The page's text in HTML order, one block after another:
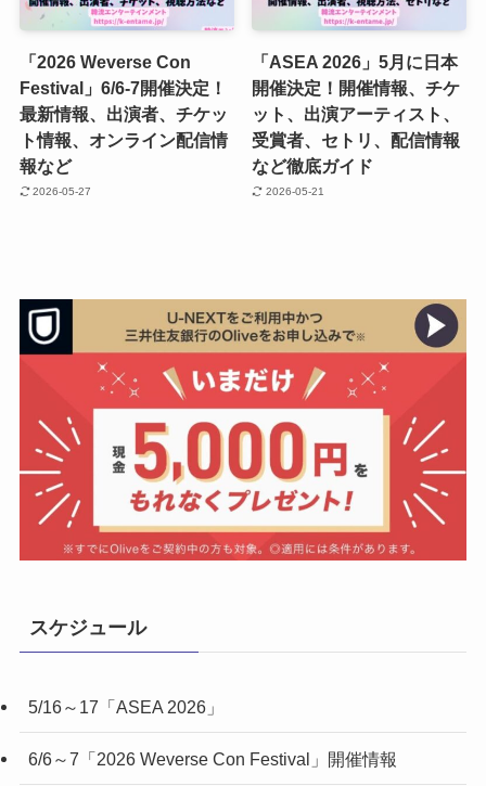
「2026 Weverse Con
Festival」6/6-7開催決定！
最新情報、出演者、チケッ
ト情報、オンライン配信情
報など
2026-05-27
「ASEA 2026」5月に日本
開催決定！開催情報、チケ
ット、出演アーティスト、
受賞者、セトリ、配信情報
など徹底ガイド
2026-05-21
スケジュール
5/16～17「ASEA 2026」
6/6～7「2026 Weverse Con Festival」開催情報